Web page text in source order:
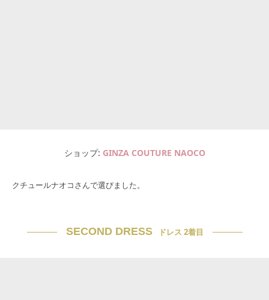
ショップ GINZA COUTURE NAOCO
クチュールナオコさんで選びました。
SECOND DRESS ドレス 2着目